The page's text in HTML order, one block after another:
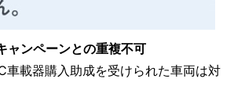
ャンペーンとの重複不可
車載器購入助成を受けられた車両は対